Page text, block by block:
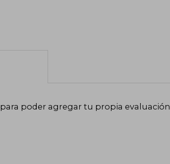
para poder agregar tu propia evaluación